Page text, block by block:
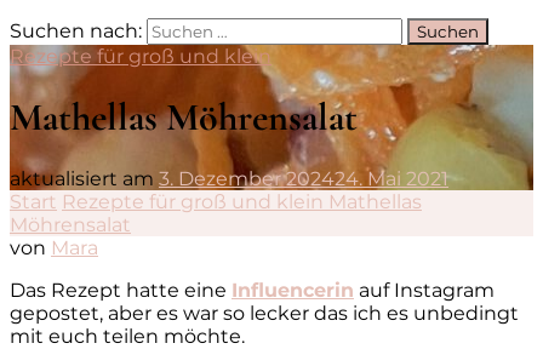
Suchen nach:
Rezepte für groß und klein
Mathellas Möhrensalat
aktualisiert am 3. Dezember 202424. Mai 2021
Start Rezepte für groß und klein Mathellas
Möhrensalat
von Mara
Das Rezept hatte eine Influencerin auf Instagram
gepostet, aber es war so lecker das ich es unbedingt
mit euch teilen möchte.